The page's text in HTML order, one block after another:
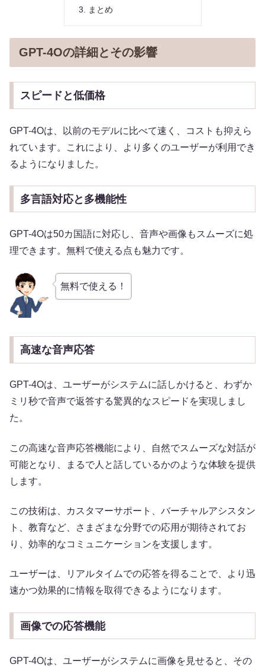
まとめ
GPT-4Oの詳細とその影響
スピードと低価格
GPT-4Oは、以前のモデルに比べて速く、コストも抑えら
れています。これにより、より多くのユーザーが利用でき
るようになりました。
多言語対応と多機能性
GPT-4Oは50カ国語に対応し、音声や画像もスムーズに処
理できます。無料で使える点も魅力です。
無料で使える！
高速な音声応答
GPT-4Oは、ユーザーがシステムに話しかけると、わずか
ミリ秒で音声で返答する驚異的なスピードを実現しまし
た。
この高速な音声応答機能により、自然でスムーズな対話が
可能となり、まるで人と話しているかのような体験を提供
します。
この技術は、カスタマーサポート、バーチャルアシスタン
ト、教育など、さまざまな分野での応用が期待されてお
り、効率的なコミュニケーションを支援します。
ユーザーは、リアルタイムでの応答を得ることで、より迅
速かつ効果的に情報を取得できるようになります。
画像での応答機能
GPT-4Oは、ユーザーがシステムに画像を見せると、その